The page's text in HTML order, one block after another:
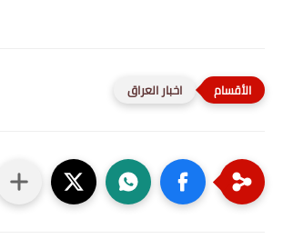
اخبار العراق